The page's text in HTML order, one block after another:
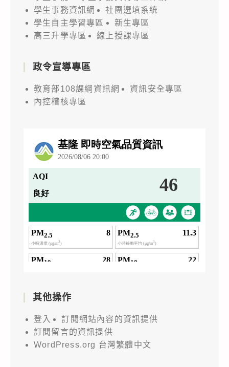
學生事務資訊網
社團選填系統
學生自主學習專區
新生專區
高三升學專區
線上授課專區
政令宣導專區
教育部108課綱資訊網
資訊安全專區
內控稽核專區
其他操作
登入
訂閱網站內容的資訊提供
訂閱留言的資訊提供
WordPress.org 台灣繁體中文